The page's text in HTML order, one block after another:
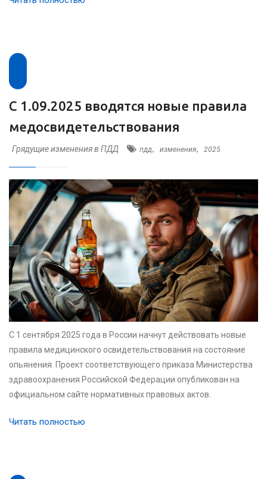
С 1.09.2025 вводятся новые правила
медосвидетельствования
Грядущие изменения в ПДД пдд, изменения, 2025
С 1 сентября 2025 года в России начнут действовать новые
правила медицинского освидетельствования на состояние
опьянения. Проект соответствующего приказа Министерства
здравоохранения Российской Федерации опубликован на
официальном сайте нормативных правовых актов.
Читать полностью